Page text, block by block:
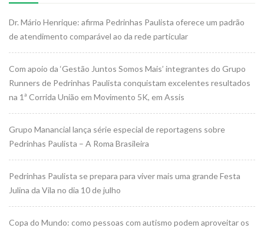
Dr. Mário Henrique: afirma Pedrinhas Paulista oferece um padrão
de atendimento comparável ao da rede particular
Com apoio da ‘Gestão Juntos Somos Mais’ integrantes do Grupo
Runners de Pedrinhas Paulista conquistam excelentes resultados
na 1ª Corrida União em Movimento 5K, em Assis
Grupo Manancial lança série especial de reportagens sobre
Pedrinhas Paulista – A Roma Brasileira
Pedrinhas Paulista se prepara para viver mais uma grande Festa
Julina da Vila no dia 10 de julho
Copa do Mundo: como pessoas com autismo podem aproveitar os